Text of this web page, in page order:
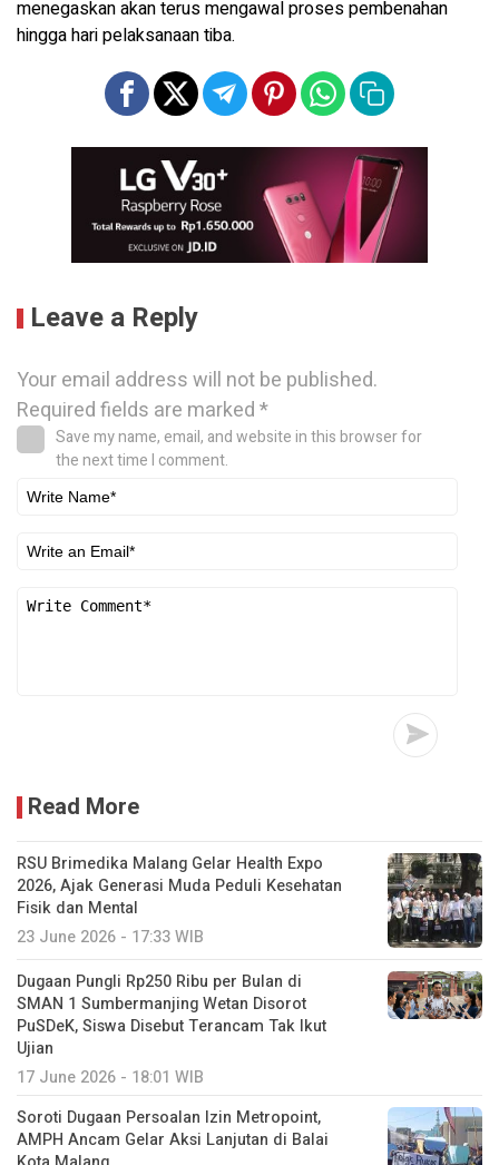
menegaskan akan terus mengawal proses pembenahan
hingga hari pelaksanaan tiba.
Leave a Reply
Your email address will not be published.
Required fields are marked*
Save my name, email, and website in this browser for
the next time I comment.
Read More
RSU Brimedika Malang Gelar Health Expo
2026, Ajak Generasi Muda Peduli Kesehatan
Fisik dan Mental
23 June 2026 - 17:33 WIB
Dugaan Pungli Rp250 Ribu per Bulan di
SMAN 1 Sumbermanjing Wetan Disorot
PuSDeK, Siswa Disebut Terancam Tak Ikut
Ujian
17 June 2026 - 18:01 WIB
Soroti Dugaan Persoalan Izin Metropoint,
AMPH Ancam Gelar Aksi Lanjutan di Balai